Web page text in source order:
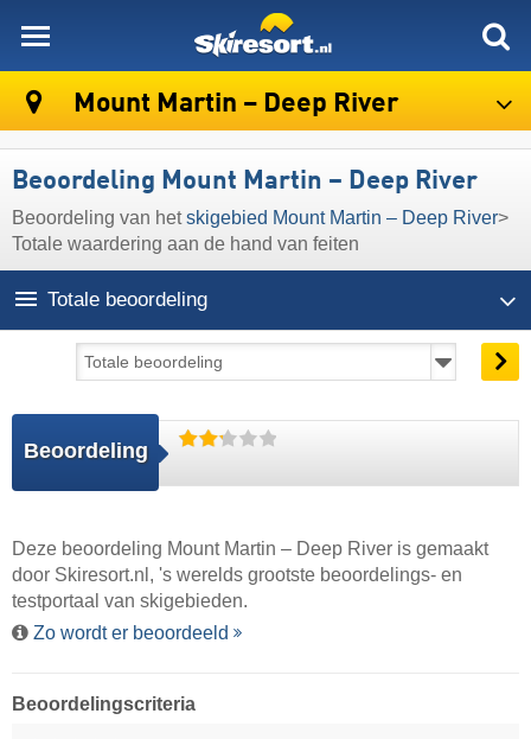
Mount Martin – Deep River
Beoordeling Mount Martin – Deep River
Beoordeling van hetskigebied Mount Martin – Deep River>
Totale waardering aan de hand van feiten
Totale beoordeling
Beoordeling
Deze beoordeling Mount Martin – Deep River is gemaakt
door Skiresort.nl , 's werelds grootste beoordelings- en
testportaal van skigebieden.
Zo wordt er beoordeeld
Beoordelingscriteria